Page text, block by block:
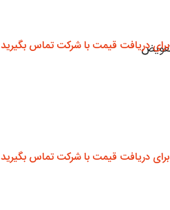
برای دریافت قیمت با شرکت تماس بگیرید
برای دریافت قیمت با شرکت تماس بگیرید